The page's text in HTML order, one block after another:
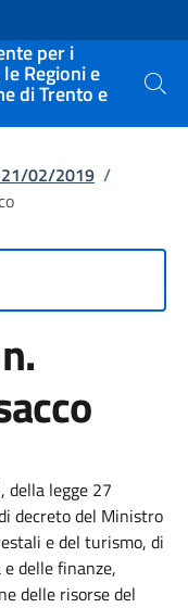
per i
Regioni e
di Trento e Cerca
02/2019 /
della legge 27
decreto del Ministro
e del turismo, di
delle finanze,
delle risorse del